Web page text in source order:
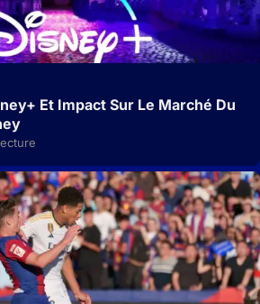
Et Impact Sur Le Marché Du